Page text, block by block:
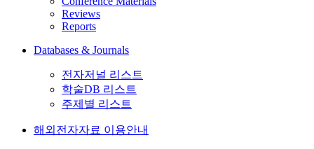
Reviews
Reports
Databases & Journals
전자저널 리스트
학술DB 리스트
주제별 리스트
해외전자자료 이용안내